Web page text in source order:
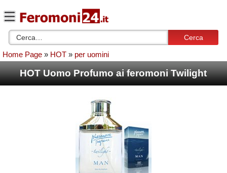
Cerca
Home Page » HOT » per uomini
HOT Uomo Profumo ai feromoni Twilight